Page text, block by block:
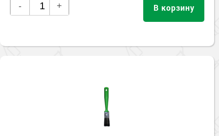
- + В корзину